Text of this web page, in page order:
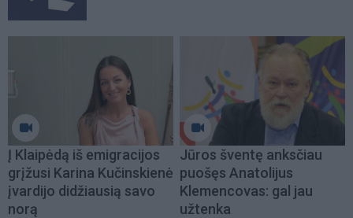
Į Klaipėdą iš emigracijos
grįžusi Karina Kučinskienė
įvardijo didžiausią savo
norą
Jūros šventę anksčiau
puošęs Anatolijus
Klemencovas: gal jau
užtenka